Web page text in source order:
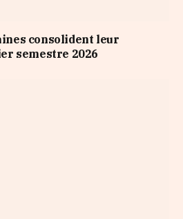
consolident leur
semestre 2026